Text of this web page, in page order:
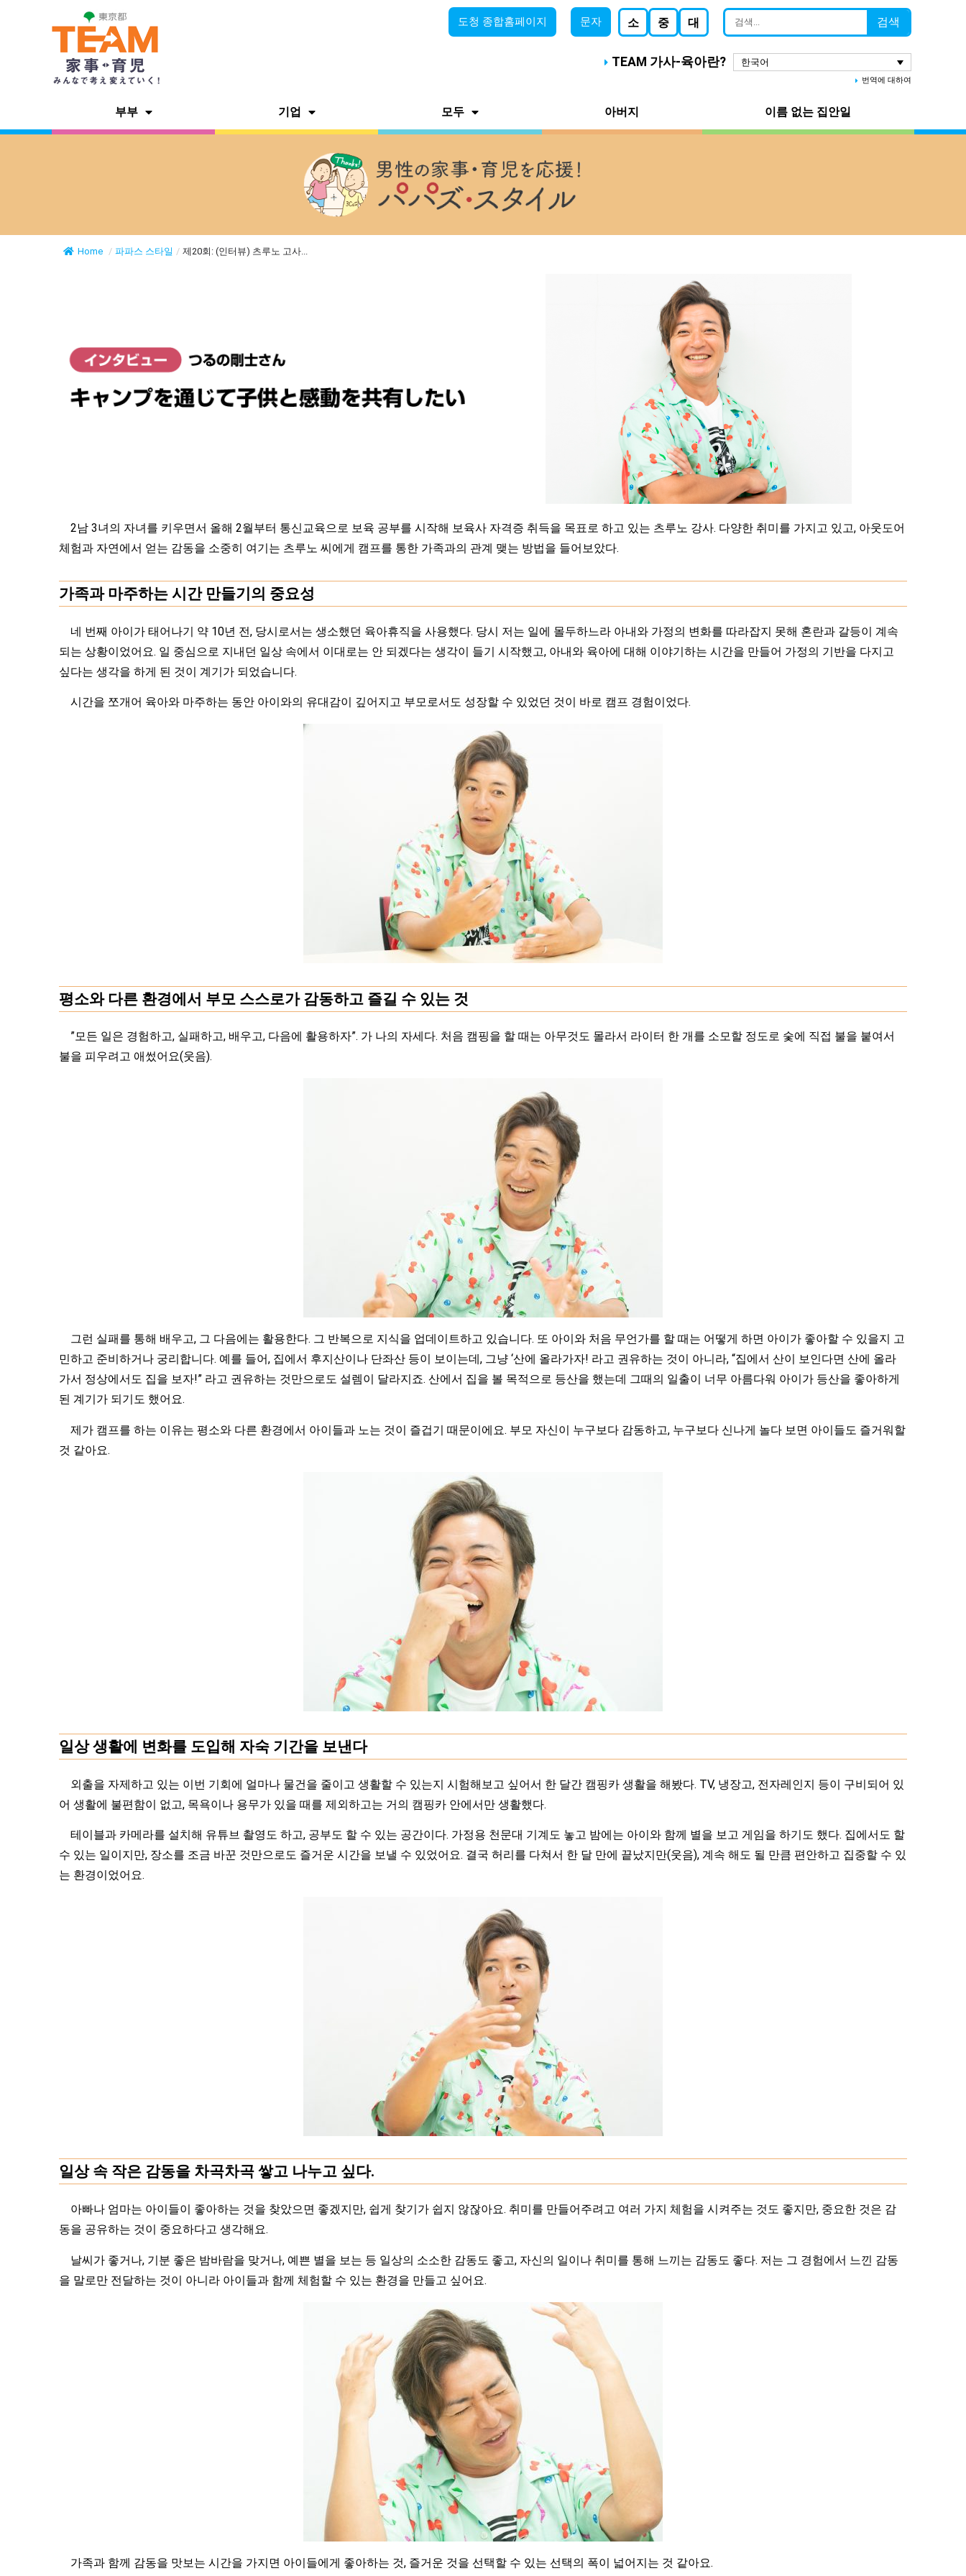
도청 종합홈페이지 문자 소 중 대 검색
TEAM 가사-육아란? 한국어
번역에 대하여
부부 기업 모두 아버지 이름 없는 집안일
Home / 파파스 스타일 / 제20회: (인터뷰) 츠루노 고사...
2남 3녀의 자녀를 키우면서 올해 2월부터 통신교육으로 보육 공부를 시작해 보육사 자격증 취득을 목표로 하고 있는 츠루노 강사. 다양한 취미를 가지고 있고, 아웃도어
체험과 자연에서 얻는 감동을 소중히 여기는 츠루노 씨에게 캠프를 통한 가족과의 관계 맺는 방법을 들어보았다.
가족과 마주하는 시간 만들기의 중요성
네 번째 아이가 태어나기 약 10년 전, 당시로서는 생소했던 육아휴직을 사용했다. 당시 저는 일에 몰두하느라 아내와 가정의 변화를 따라잡지 못해 혼란과 갈등이 계속
되는 상황이었어요. 일 중심으로 지내던 일상 속에서 이대로는 안 되겠다는 생각이 들기 시작했고, 아내와 육아에 대해 이야기하는 시간을 만들어 가정의 기반을 다지고
싶다는 생각을 하게 된 것이 계기가 되었습니다.
시간을 쪼개어 육아와 마주하는 동안 아이와의 유대감이 깊어지고 부모로서도 성장할 수 있었던 것이 바로 캠프 경험이었다.
평소와 다른 환경에서 부모 스스로가 감동하고 즐길 수 있는 것
”모든 일은 경험하고, 실패하고, 배우고, 다음에 활용하자”. 가 나의 자세다. 처음 캠핑을 할 때는 아무것도 몰라서 라이터 한 개를 소모할 정도로 숯에 직접 불을 붙여서
불을 피우려고 애썼어요(웃음).
그런 실패를 통해 배우고, 그 다음에는 활용한다. 그 반복으로 지식을 업데이트하고 있습니다. 또 아이와 처음 무언가를 할 때는 어떻게 하면 아이가 좋아할 수 있을지 고
민하고 준비하거나 궁리합니다. 예를 들어, 집에서 후지산이나 단좌산 등이 보이는데, 그냥 ‘산에 올라가자! 라고 권유하는 것이 아니라, “집에서 산이 보인다면 산에 올라
가서 정상에서도 집을 보자!” 라고 권유하는 것만으로도 설렘이 달라지죠. 산에서 집을 볼 목적으로 등산을 했는데 그때의 일출이 너무 아름다워 아이가 등산을 좋아하게
된 계기가 되기도 했어요.
제가 캠프를 하는 이유는 평소와 다른 환경에서 아이들과 노는 것이 즐겁기 때문이에요. 부모 자신이 누구보다 감동하고, 누구보다 신나게 놀다 보면 아이들도 즐거워할
것 같아요.
일상 생활에 변화를 도입해 자숙 기간을 보낸다
외출을 자제하고 있는 이번 기회에 얼마나 물건을 줄이고 생활할 수 있는지 시험해보고 싶어서 한 달간 캠핑카 생활을 해봤다. TV, 냉장고, 전자레인지 등이 구비되어 있
어 생활에 불편함이 없고, 목욕이나 용무가 있을 때를 제외하고는 거의 캠핑카 안에서만 생활했다.
테이블과 카메라를 설치해 유튜브 촬영도 하고, 공부도 할 수 있는 공간이다. 가정용 천문대 기계도 놓고 밤에는 아이와 함께 별을 보고 게임을 하기도 했다. 집에서도 할
수 있는 일이지만, 장소를 조금 바꾼 것만으로도 즐거운 시간을 보낼 수 있었어요. 결국 허리를 다쳐서 한 달 만에 끝났지만(웃음), 계속 해도 될 만큼 편안하고 집중할 수 있
는 환경이었어요.
일상 속 작은 감동을 차곡차곡 쌓고 나누고 싶다.
아빠나 엄마는 아이들이 좋아하는 것을 찾았으면 좋겠지만, 쉽게 찾기가 쉽지 않잖아요. 취미를 만들어주려고 여러 가지 체험을 시켜주는 것도 좋지만, 중요한 것은 감
동을 공유하는 것이 중요하다고 생각해요.
날씨가 좋거나, 기분 좋은 밤바람을 맞거나, 예쁜 별을 보는 등 일상의 소소한 감동도 좋고, 자신의 일이나 취미를 통해 느끼는 감동도 좋다. 저는 그 경험에서 느낀 감동
을 말로만 전달하는 것이 아니라 아이들과 함께 체험할 수 있는 환경을 만들고 싶어요.
가족과 함께 감동을 맛보는 시간을 가지면 아이들에게 좋아하는 것, 즐거운 것을 선택할 수 있는 선택의 폭이 넓어지는 것 같아요.